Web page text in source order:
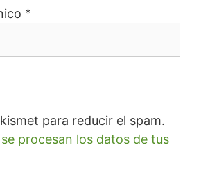
*
para reducir el spam.
procesan los datos de tus